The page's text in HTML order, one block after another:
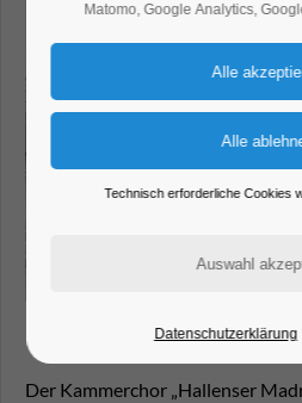
Der Kammerchor „Hallenser
Matomo, Google Analytics,
Technisch erforderliche Cookies
Datenschutzerklärung